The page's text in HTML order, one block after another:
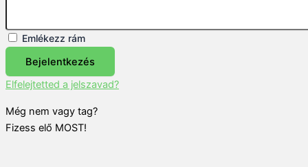
Emlékezz rám
Bejelentkezés
Elfelejtetted a jelszavad?
Még nem vagy tag?
Fizess elő MOST!